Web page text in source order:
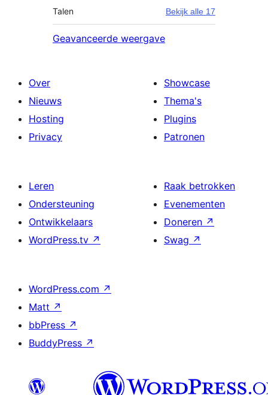
Talen Bekijk alle 17
Geavanceerde weergave
Over
Nieuws
Hosting
Privacy
Showcase
Thema's
Plugins
Patronen
Leren
Ondersteuning
Ontwikkelaars
WordPress.tv ↗
Raak betrokken
Evenementen
Doneren ↗
Swag ↗
WordPress.com ↗
Matt ↗
bbPress ↗
BuddyPress ↗